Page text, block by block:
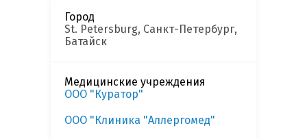
Город
St. Petersburg, Санкт-Петербург,
Батайск
Медицинские учреждения
ООО "Куратор"
ООО "Клиника "Аллергомед"